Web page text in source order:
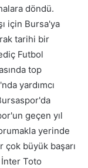
döndü.
için Bursa'ya
tarihi bir
Futbol
top
yardımcı
geçen yıl
yerinde
çok büyük başarı
Toto